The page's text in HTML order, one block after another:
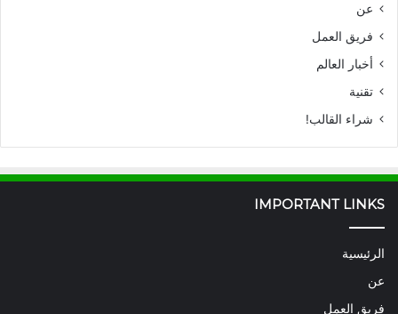
عن
فريق العمل
أخبار العالم
تقنية
شراء القالب!
IMPORTANT LINKS
الرئيسية
عن
فريق العمل